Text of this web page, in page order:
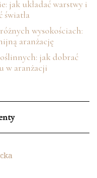
jak układać warstwy i
światła
wysokościach:
aranżację
jak dobrać
w aranżacji